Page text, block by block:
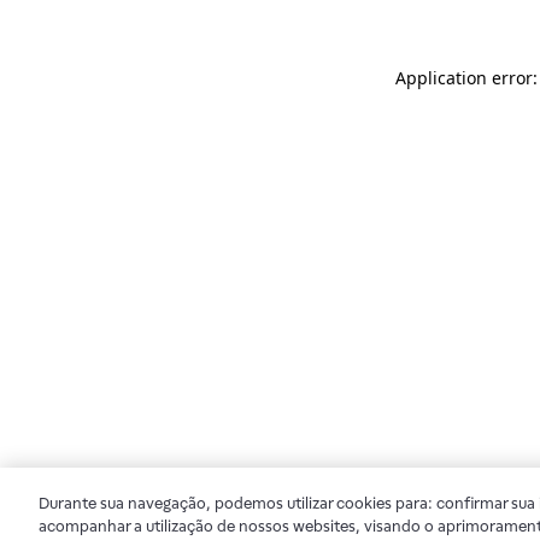
Application
Durante sua navegação, podemos utilizar cookies para: confirmar
acompanhar a utilização de nossos websites, visando o